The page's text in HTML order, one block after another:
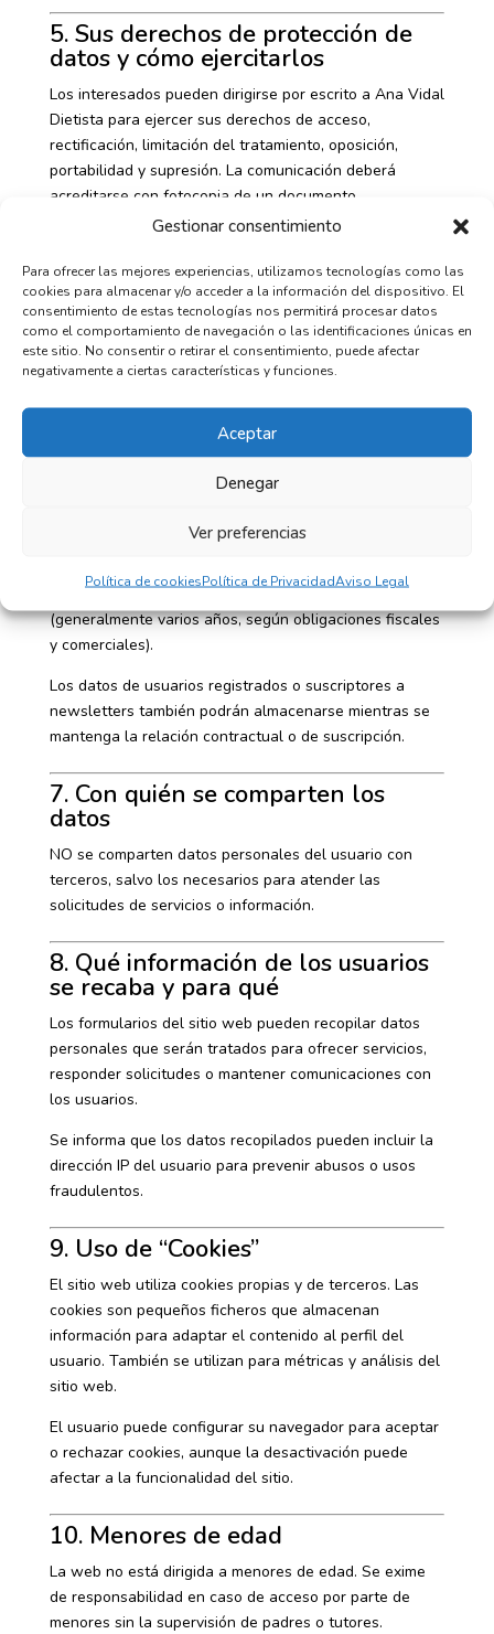
Gestionar consentimiento
Para ofrecer las mejores experiencias, utilizamos tecnologías como las
cookies para almacenar y/o acceder a la información del dispositivo. El
consentimiento de estas tecnologías nos permitirá procesar datos
como el comportamiento de navegación o las identificaciones únicas en
este sitio. No consentir o retirar el consentimiento, puede afectar
negativamente a ciertas características y funciones.
Aceptar
Denegar
Ver preferencias
Política de cookiesPolítica de PrivacidadAviso Legal
5. Sus derechos de protección de
datos y cómo ejercitarlos
Los interesados pueden dirigirse por escrito a Ana Vidal
Dietista para ejercer sus derechos de acceso,
rectificación, limitación del tratamiento, oposición,
portabilidad y supresión. La comunicación deberá
acreditarse con fotocopia de un documento
Los derechos incluyen:
Derecho a solicitar acceso a los datos
Derecho a solicitar rectificación
Derecho a solicitar limitación del tratamiento
Derecho al borrado de los datos
Los datos desagregados se conservarán sin plazo de
online se conservarán según la normativa aplicable
(generalmente varios años, según obligaciones fiscales
y comerciales).
Los datos de usuarios registrados o suscriptores a
newsletters también podrán almacenarse mientras se
mantenga la relación contractual o de suscripción.
7. Con quién se comparten los
datos
NO se comparten datos personales del usuario con
terceros, salvo los necesarios para atender las
solicitudes de servicios o información.
8. Qué información de los usuarios
se recaba y para qué
Los formularios del sitio web pueden recopilar datos
personales que serán tratados para ofrecer servicios,
responder solicitudes o mantener comunicaciones con
los usuarios.
Se informa que los datos recopilados pueden incluir la
dirección IP del usuario para prevenir abusos o usos
fraudulentos.
9. Uso de “Cookies”
El sitio web utiliza cookies propias y de terceros. Las
cookies son pequeños ficheros que almacenan
información para adaptar el contenido al perfil del
usuario. También se utilizan para métricas y análisis del
sitio web.
El usuario puede configurar su navegador para aceptar
o rechazar cookies, aunque la desactivación puede
afectar a la funcionalidad del sitio.
10. Menores de edad
La web no está dirigida a menores de edad. Se exime
de responsabilidad en caso de acceso por parte de
menores sin la supervisión de padres o tutores.